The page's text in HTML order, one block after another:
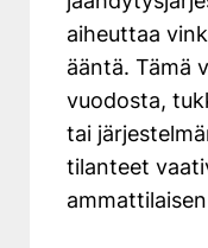
aiheuttaa
ääntä. Tämä
vuodosta,
tai
tilanteet